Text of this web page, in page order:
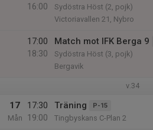
16:00
Sydöstra Höst (2, pojk)
Victoriavallen 21, Nybro
17:00
18:30
Match mot IFK Berga 9
Sydöstra Höst (3, pojk)
Bergavik
v.34
17
Mån
17:30
19:00
Träning P-15
Tingbyskans C-Plan 2